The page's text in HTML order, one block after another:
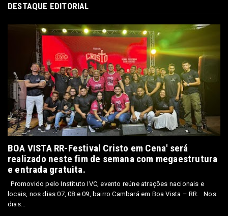
DESTAQUE EDITORIAL
BOA VISTA RR-Festival Cristo em Cena' será
realizado neste fim de semana com megaestrutura
e entrada gratuita.
Promovido pelo Instituto IVC, evento reúne atrações nacionais e
locais, nos dias 07, 08 e 09, bairro Cambará em Boa Vista – RR. Nos
dias...